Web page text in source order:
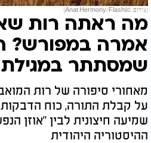
(צילום: Anat Hermony/Flash90)
מה ראתה רות
אמרה במפורש?
שמסתתר
מאחורי סיפורה של רות
על קבלת התורה, כוח
שמיעה חיצונית לבין "אוזן
ההיסטוריה היהודית